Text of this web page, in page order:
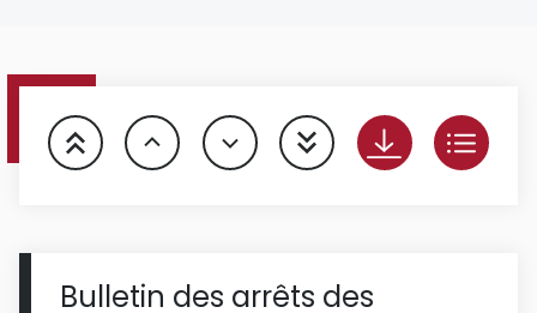
Bulletin des arrêts des